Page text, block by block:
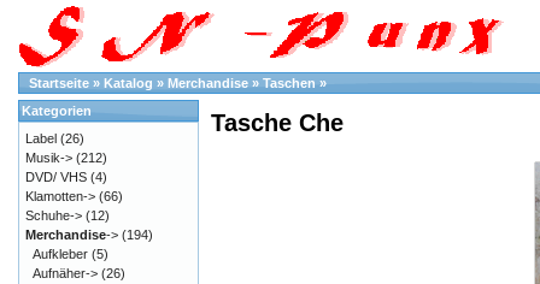
Startseite » Katalog » Merchandise » Taschen »
Tasche Che
Kategorien
Label (26)
Musik-> (212)
DVD/ VHS (4)
Klamotten-> (66)
Schuhe-> (12)
Merchandise-> (194)
Aufkleber (5)
Aufnäher-> (26)